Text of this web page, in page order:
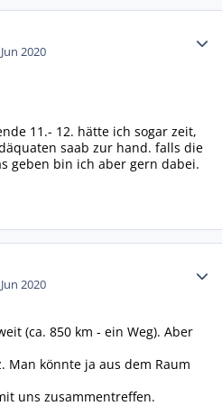
2020
11.- 12. hätte ich sogar zeit,
saab zur hand. falls die
geben bin ich aber gern dabei.
2020
(ca. 850 km - ein Weg). Aber
Man könnte ja aus dem Raum
uns zusammentreffen.